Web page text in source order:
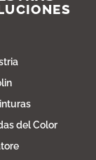
del Color